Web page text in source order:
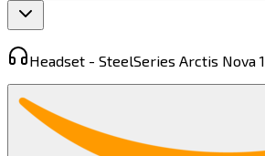
Headset - SteelSeries Arctis Nova 1​​​​‌ ‍ ​‍​‍‌‍ ‌ ​‍‌‍‍‌‌‍‌ ‌‍‍‌‌‍ ‍​‍​‍​ ‍‍​‍​‍‌ ​ ‌‍​‌‌‍ ‍‌‍‍‌‌ ‌​‌ ‍‌​‍ ‍‌‍‍‌‌‍ ​‍​‍​‍ ​​‍​‍‌‍‍​‌ ​‍‌‍‌‌‌‍‌‍​‍​‍​ ‍‍​‍​‍​‍ ‌‍​‌‌‍‌​‌‍ ‌‌‍‍‌‌‍ ‍​‍ ‌‍‍‌‌‍ ‍‌ ‌​‌‍‌‌‌‍ ‍‌ ‌​​‍ ‌‍‌‌‌‍‌​‌‍‍‌‌ ‌​​‍ ‌‍ ‌‌‍ ‌‍‌​‌‍‌‌​ ‌‌ ​​‌ ​‍‌‍‌‌‌ ​ ‌‍‌‌‌‍ ‍‌ ‌​‌‍​‌‌ ‌​‌‍‍‌‌‍ ‌‍ ‍​ ‍ ‌‍‍‌‌‍‌​​ ‌‌‍​‌​ ​‌​ ‌​​ ​‍​ ‍​​ ​‍​ ‌​​ ‍‌​‍ ‌‌‍​‌​ ‌ ‌‍​‌‌‍​‌​‍ ‌​ ‌​‌‍​‌​ ‌​‌‍​‌​‍ ‌‌‍​‍​ ‍‌​ ‌‌​ ​‌​‍ ‌​ ​‍​ ​‌​ ‌​‌‍​‌​ ​‌‌‍‌‌‌‍‌‌​ ​ ‌‍​‍​ ​‌‌‍​‌​ ‌ ​ ‍ ‌ ‌​‌ ‍‌‌ ​​‌‍‌‌​ ‌‌‍ ‌ ‌​‌‍‍​‌‍‌‌‌ ​‍​ ‍ ‌ ​​‌‍​‌‌ ‌​‌‍‍​​ ‌‌‍ ‍‌‍​‌‌‍ ‌‌‍‌‌​ ‌‍​‍‌‍​‌‌ ​ ‌‍‌‌‌‌‌‌‌ ​‍‌‍ ​​ ‌​‍‌‌​ ​‍‌​‌‍‌‍​‌‌‍‌​‌‍ ‌‌‍‍‌‌‍ ‍​‍‌‍‌‍‍‌‌‍‌​​ ‌‌‍​‌​ ​‌​ ‌​​ ​‍​ ‍​​ ​‍​ ‌​​ ‍‌​‍ ‌‌‍​‌​ ‌ ‌‍​‌‌‍​‌​‍ ‌​ ‌​‌‍​‌​ ‌​‌‍​‌​‍ ‌‌‍​‍​ ‍‌​ ‌‌​ ​‌​‍ ‌​ ​‍​ ​‌​ ‌​‌‍​‌​ ​‌‌‍‌‌‌‍‌‌​ ​ ‌‍​‍​ ​‌‌‍​‌​ ‌ ​‍‌‍‌ ‌​‌ ‍‌‌ ​​‌‍‌‌​ ‌‌‍ ‌ ‌​‌‍‍​‌‍‌‌‌ ​‍​‍‌‍‌ ​​‌‍​‌‌ ‌​‌‍‍​​ ‌‌‍ ‍‌‍​‌‌‍ ‌‌‍‌‌​‍‌‍‌ ​​‌‍‌‌‌ ​‍‌ ​ ‌ ​​‌‍‌‌‌‍​ ‌ ‌​‌‍‍‌‌ ‌‍‌‍‌‌​ ‌‌ ​​‌ ‌‌‌‍​‍‌‍ ​‌‍‍‌‌ ​ ‌‍‍​‌‍‌‌‌‍‌​​‍​‍‌ ‌